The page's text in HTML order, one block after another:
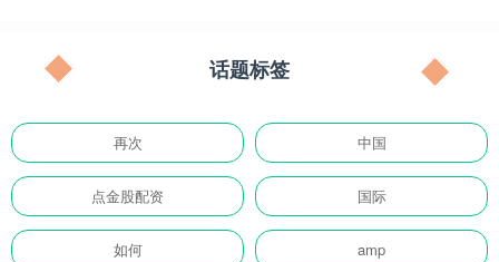
话题标签
再次 中国
点金股配资 国际
如何 amp